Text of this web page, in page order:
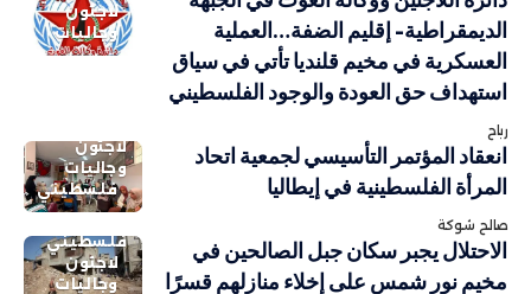
لاجئون
وجاليات
الديمقراطية- إقليم الضفة…العملية
العسكرية في مخيم قلنديا تأتي في سياق
استهداف حق العودة والوجود الفلسطيني
رباح
لاجئون
وجاليات
فلسطيني
انعقاد المؤتمر التأسيسي لجمعية اتحاد
المرأة الفلسطينية في إيطاليا
صالح شوكة
فلسطيني
لاجئون
وجاليات
الاحتلال يجبر سكان جبل الصالحين في
مخيم نور شمس على إخلاء منازلهم قسرًا